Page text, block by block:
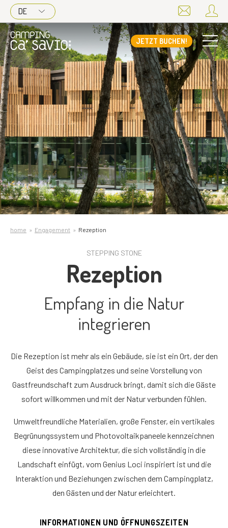
DE
JETZT BUCHEN!
home Engagement Rezeption
STEPPING STONE
Rezeption
Empfang in die Natur
integrieren
Die Rezeption ist mehr als ein Gebäude, sie ist ein Ort, der den
Geist des Campingplatzes und seine Vorstellung von
Gastfreundschaft zum Ausdruck bringt, damit sich die Gäste
sofort willkommen und mit der Natur verbunden fühlen.
Umweltfreundliche Materialien, große Fenster, ein vertikales
Begrünungssystem und Photovoltaikpaneele kennzeichnen
diese innovative Architektur, die sich vollständig in die
Landschaft einfügt, vom Genius Loci inspiriert ist und die
Interaktion und Beziehungen zwischen dem Campingplatz,
den Gästen und der Natur erleichtert.
INFORMATIONEN UND ÖFFNUNGSZEITEN